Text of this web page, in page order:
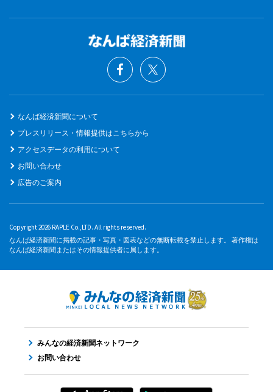
なんば経済新聞について
プレスリリース・情報提供はこちらから
アクセスデータの利用について
お問い合わせ
広告のご案内
Copyright 2026 RAPLE Co.,LTD. All rights reserved.
なんば経済新聞に掲載の記事・写真・図表などの無断転載を禁止します。 著作権は
なんば経済新聞またはその情報提供者に属します。
みんなの経済新聞ネットワーク
お問い合わせ